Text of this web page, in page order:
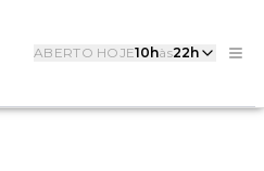
ABERTO HOJE10hàs22h